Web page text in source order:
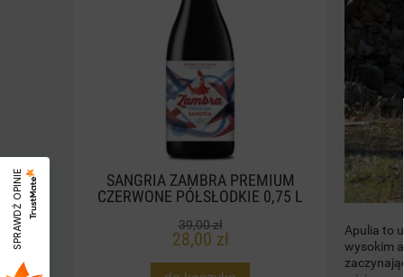
SANGRIA ZAMBRA PREMIUM
CZERWONE PÓŁSŁODKIE 0,75 L
39,00 zł
28,00 zł
Apulia to
wysokim
SPRAWDŹ OPINIE